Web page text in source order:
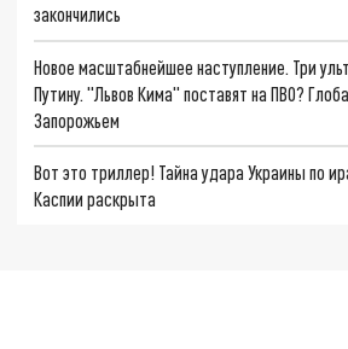
закончились
Новое масштабнейшее наступление. Три
Путину. "Львов Кима" поставят на ПВО?
Запорожьем
Вот это триллер! Тайна удара Украины по
Каспии раскрыта